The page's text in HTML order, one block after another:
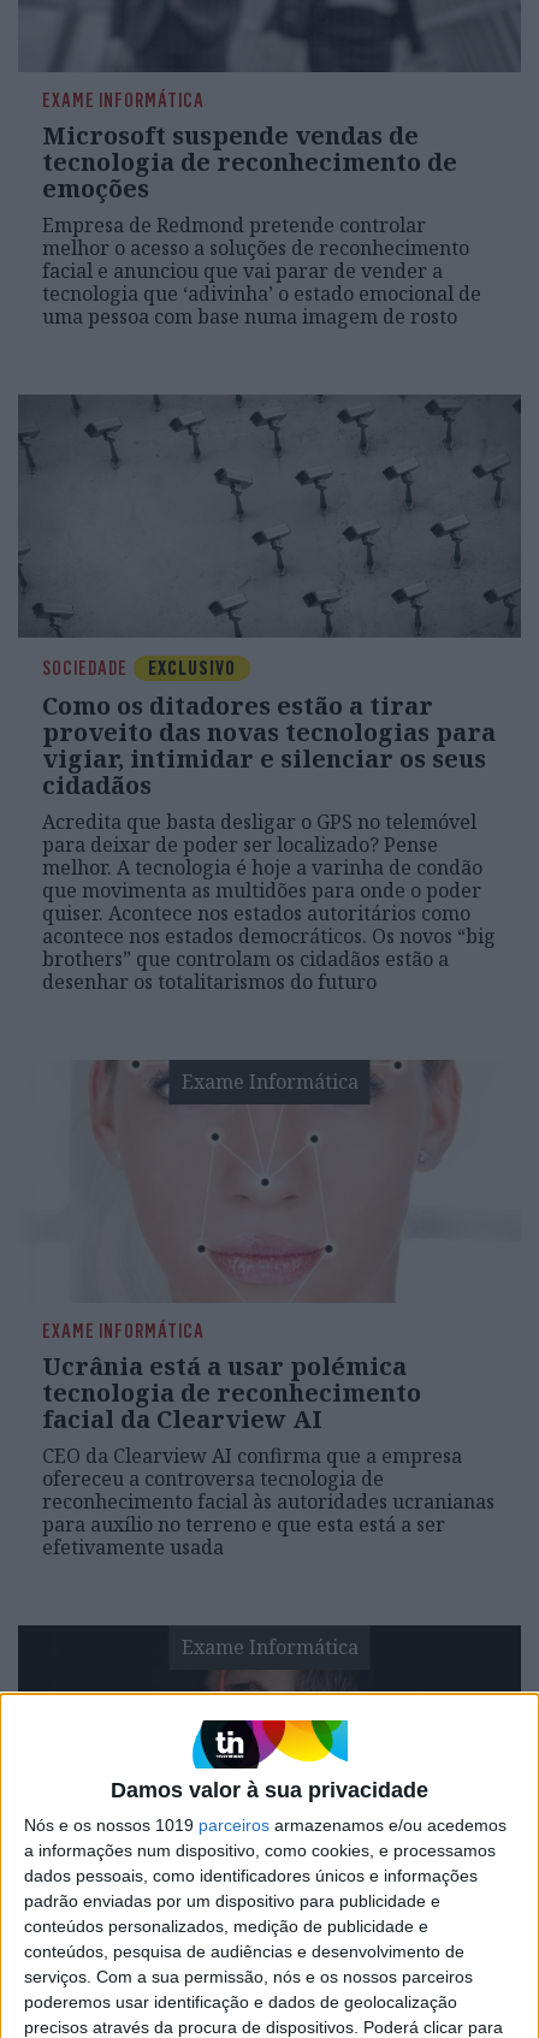
Damos valor à sua privacidade
Nós e os nossos 1019 parceiros armazenamos e/ou acedemos
a informações num dispositivo, como cookies, e processamos
dados pessoais, como identificadores únicos e informações
padrão enviadas por um dispositivo para publicidade e
conteúdos personalizados, medição de publicidade e
conteúdos, pesquisa de audiências e desenvolvimento de
serviços. Com a sua permissão, nós e os nossos parceiros
poderemos usar identificação e dados de geolocalização
precisos através da procura de dispositivos. Poderá clicar para
EXAME INFORMÁTICA
Microsoft suspende vendas de
tecnologia de reconhecimento de
emoções
Empresa de Redmond pretende controlar
melhor o acesso a soluções de reconhecimento
facial e anunciou que vai parar de vender a
tecnologia que ‘adivinha’ o estado emocional de
uma pessoa com base numa imagem de rosto
SOCIEDADE EXCLUSIVO
Como os ditadores estão a tirar
proveito das novas tecnologias para
vigiar, intimidar e silenciar os seus
cidadãos
Acredita que basta desligar o GPS no telemóvel
para deixar de poder ser localizado? Pense
melhor. A tecnologia é hoje a varinha de condão
que movimenta as multidões para onde o poder
quiser. Acontece nos estados autoritários como
acontece nos estados democráticos. Os novos “big
brothers” que controlam os cidadãos estão a
desenhar os totalitarismos do futuro
Exame Informática
EXAME INFORMÁTICA
Ucrânia está a usar polémica
tecnologia de reconhecimento
facial da Clearview AI
CEO da Clearview AI confirma que a empresa
ofereceu a controversa tecnologia de
reconhecimento facial às autoridades ucranianas
para auxílio no terreno e que esta está a ser
efetivamente usada
Exame Informática
EXAME INFORMÁTICA
Empresa israelita quer
desenvolver sistema capaz de gerar
rostos a partir de amostras de ADN
O objetivo é que a ferramenta construa um perfil